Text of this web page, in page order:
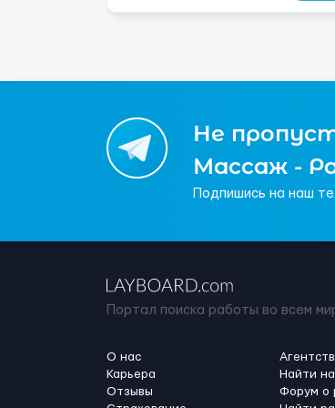
Не
Массаж -
Подпишись на наш
Портал поиска работы во всем
О нас
Карьера
Отзывы
Найти
Форум о